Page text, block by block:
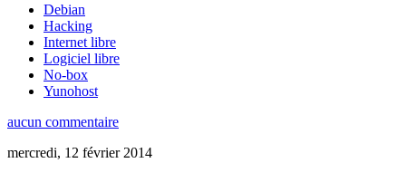
Debian
Hacking
Internet libre
Logiciel libre
No-box
Yunohost
aucun commentaire
mercredi, 12 février 2014